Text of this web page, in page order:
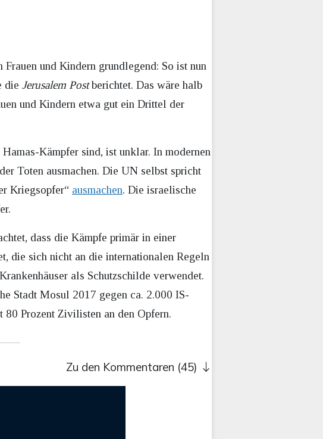
und Kindern grundlegend: So ist nun
die Jerusalem Postberichtet. Das wäre halb
und Kindern etwa gut ein Drittel der
Kämpfer sind, ist unklar. In modernen
Toten ausmachen. Die UN selbst spricht
Kriegsopfer“ ausmachen. Die israelische
dass die Kämpfe primär in einer
die sich nicht an die internationalen Regeln
als Schutzschilde verwendet.
Stadt Mosul 2017 gegen ca. 2.000 IS-
Prozent Zivilisten an den Opfern.
Zu den Kommentaren (45)